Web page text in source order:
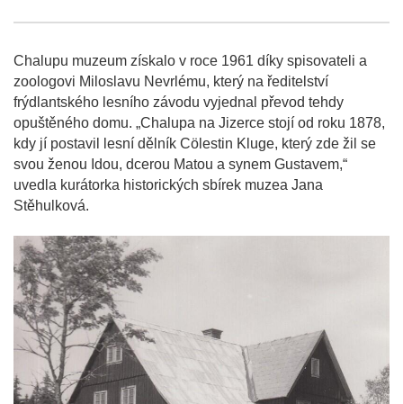
Chalupu muzeum získalo v roce 1961 díky spisovateli a
zoologovi Miloslavu Nevrlému, který na ředitelství
frýdlantského lesního závodu vyjednal převod tehdy
opuštěného domu. „Chalupa na Jizerce stojí od roku 1878,
kdy jí postavil lesní dělník Cölestin Kluge, který zde žil se
svou ženou Idou, dcerou Matou a synem Gustavem,“
uvedla kurátorka historických sbírek muzea Jana
Stěhulková.